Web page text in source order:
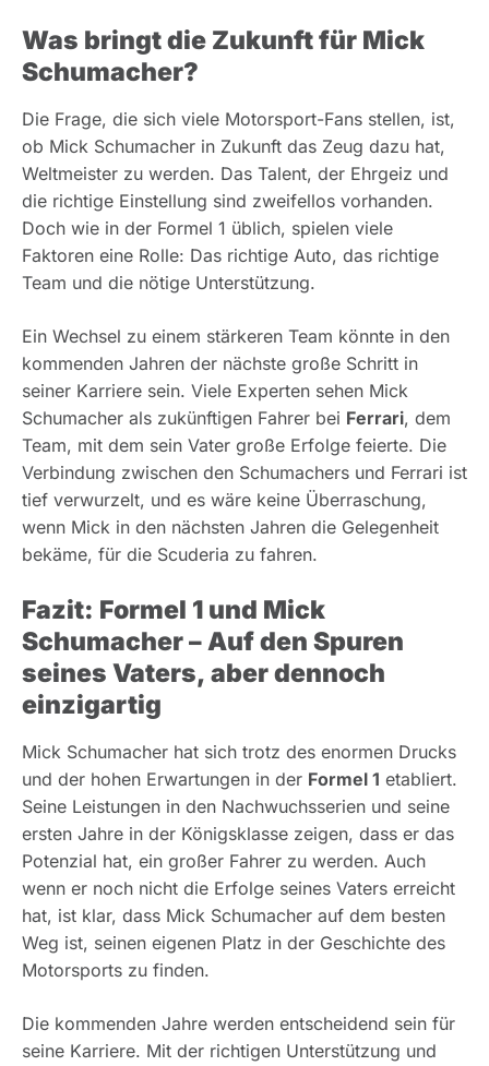
Was bringt die Zukunft für Mick
Schumacher?
Die Frage, die sich viele Motorsport-Fans stellen, ist,
ob Mick Schumacher in Zukunft das Zeug dazu hat,
Weltmeister zu werden. Das Talent, der Ehrgeiz und
die richtige Einstellung sind zweifellos vorhanden.
Doch wie in der Formel 1 üblich, spielen viele
Faktoren eine Rolle: Das richtige Auto, das richtige
Team und die nötige Unterstützung.
Ein Wechsel zu einem stärkeren Team könnte in den
kommenden Jahren der nächste große Schritt in
seiner Karriere sein. Viele Experten sehen Mick
Schumacher als zukünftigen Fahrer bei Ferrari, dem
Team, mit dem sein Vater große Erfolge feierte. Die
Verbindung zwischen den Schumachers und Ferrari ist
tief verwurzelt, und es wäre keine Überraschung,
wenn Mick in den nächsten Jahren die Gelegenheit
bekäme, für die Scuderia zu fahren.
Fazit: Formel 1 und Mick
Schumacher – Auf den Spuren
seines Vaters, aber dennoch
einzigartig
Mick Schumacher hat sich trotz des enormen Drucks
und der hohen Erwartungen in der Formel 1 etabliert.
Seine Leistungen in den Nachwuchsserien und seine
ersten Jahre in der Königsklasse zeigen, dass er das
Potenzial hat, ein großer Fahrer zu werden. Auch
wenn er noch nicht die Erfolge seines Vaters erreicht
hat, ist klar, dass Mick Schumacher auf dem besten
Weg ist, seinen eigenen Platz in der Geschichte des
Motorsports zu finden.
Die kommenden Jahre werden entscheidend sein für
seine Karriere. Mit der richtigen Unterstützung und